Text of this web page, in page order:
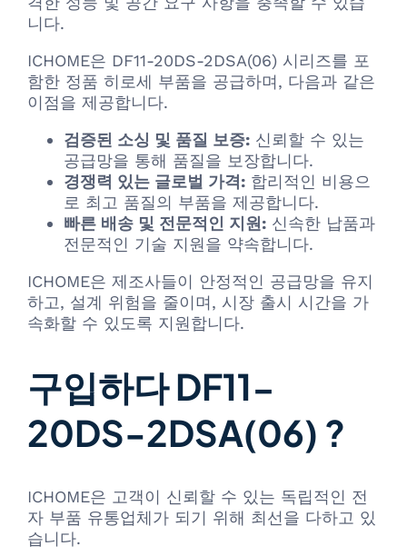
니다.
ICHOME은 DF11-20DS-2DSA(06) 시리즈를 포
함한 정품 히로세 부품을 공급하며, 다음과 같은
이점을 제공합니다.
검증된 소싱 및 품질 보증: 신뢰할 수 있는
공급망을 통해 품질을 보장합니다.
경쟁력 있는 글로벌 가격: 합리적인 비용으
로 최고 품질의 부품을 제공합니다.
빠른 배송 및 전문적인 지원: 신속한 납품과
전문적인 기술 지원을 약속합니다.
ICHOME은 제조사들이 안정적인 공급망을 유지
하고, 설계 위험을 줄이며, 시장 출시 시간을 가
속화할 수 있도록 지원합니다.
구입하다 DF11-
20DS-2DSA(06) ?
ICHOME은 고객이 신뢰할 수 있는 독립적인 전
자 부품 유통업체가 되기 위해 최선을 다하고 있
습니다.